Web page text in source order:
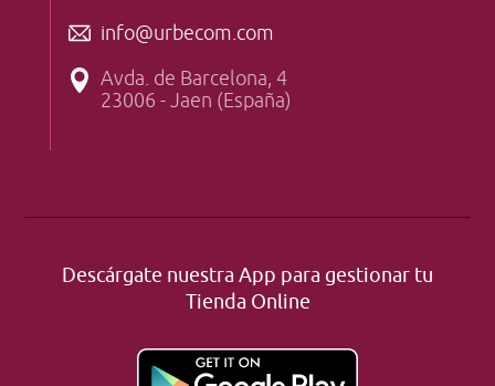
info@urbecom.com
Avda. de Barcelona, 4
23006 - Jaen (España)
Descárgate nuestra App para gestionar tu
Tienda Online